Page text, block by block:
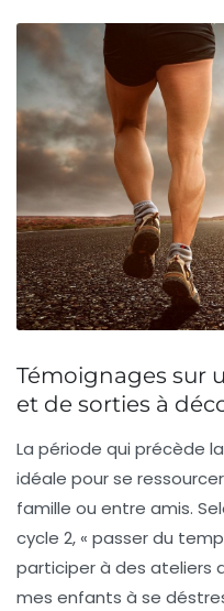
Témoignages sur
et de sorties à
La période qui précède
idéale pour se
famille ou entre amis.
cycle 2, « passer du
participer à des ateliers
mes enfants à se